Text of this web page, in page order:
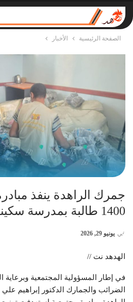
الصفحة الرئيسية الأخبار
جمرك الراهدة ينفذ
1400 طالبة بمدرسة سكينة للبنات
في يونيو 29, 2026
الهدهد نت //
في إطار المسؤولية المجتمعية
الضرائب والجمارك الدكتور إبراهيم